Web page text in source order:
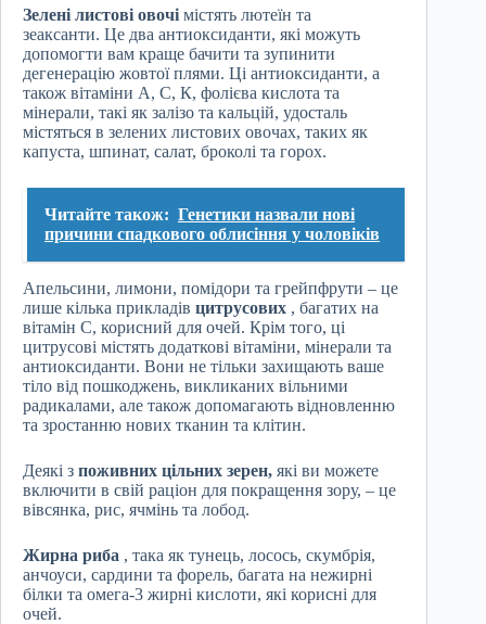
Зелені листові овочі містять лютеїн та
зеаксанти. Це два антиоксиданти, які можуть
допомогти вам краще бачити та зупинити
дегенерацію жовтої плями. Ці антиоксиданти, а
також вітаміни А, С, К, фолієва кислота та
мінерали, такі як залізо та кальцій, удосталь
містяться в зелених листових овочах, таких як
капуста, шпинат, салат, броколі та горох.
Читайте також: Генетики назвали нові
причини спадкового облисіння у чоловіків
Апельсини, лимони, помідори та грейпфрути – це
лише кілька прикладів цитрусових , багатих на
вітамін С, корисний для очей. Крім того, ці
цитрусові містять додаткові вітаміни, мінерали та
антиоксиданти. Вони не тільки захищають ваше
тіло від пошкоджень, викликаних вільними
радикалами, але також допомагають відновленню
та зростанню нових тканин та клітин.
Деякі з поживних цільних зерен, які ви можете
включити в свій раціон для покращення зору, – це
вівсянка, рис, ячмінь та лобод.
Жирна риба , така як тунець, лосось, скумбрія,
анчоуси, сардини та форель, багата на нежирні
білки та омега-3 жирні кислоти, які корисні для
очей.